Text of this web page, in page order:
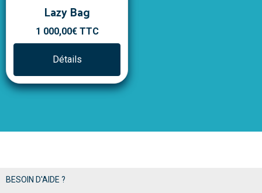
Lazy Bag
1 000,00€ TTC
Détails
BESOIN D'AIDE ?